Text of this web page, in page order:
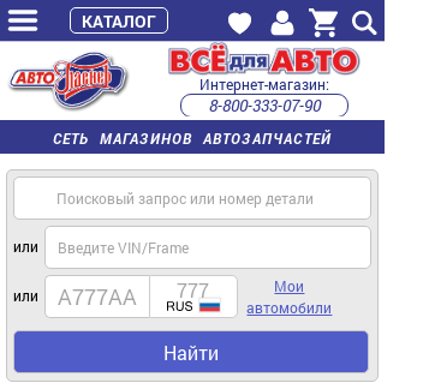
СЕТЬ МАГАЗИНОВ АВТОЗАПЧАСТЕЙ
Интернет-магазин:
8-800-333-07-90
часы работы с 9:00 до 22:00 (пн-пт)
или
или
Мои
автомобили
Найти
КАТАЛОГ